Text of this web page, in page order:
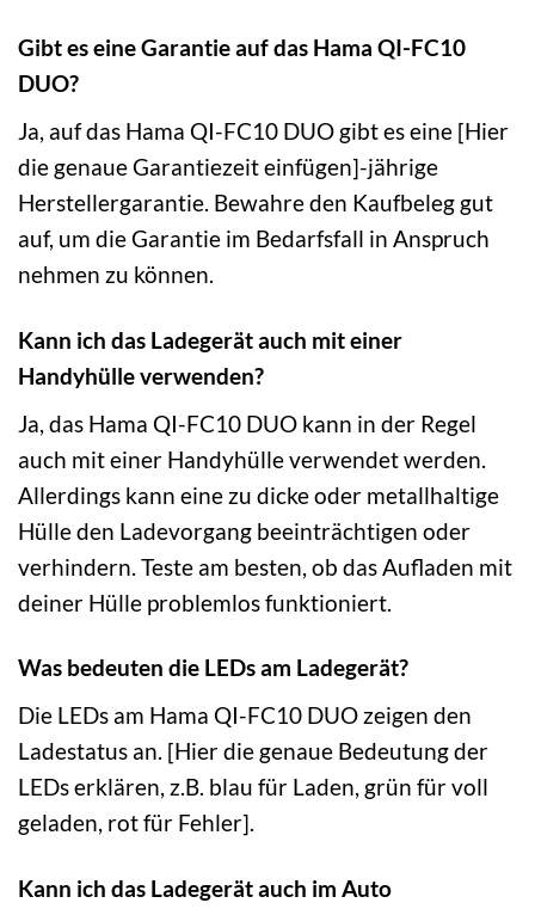
Gibt es eine Garantie auf das Hama QI-FC10
DUO?
Ja, auf das Hama QI-FC10 DUO gibt es eine [Hier
die genaue Garantiezeit einfügen]-jährige
Herstellergarantie. Bewahre den Kaufbeleg gut
auf, um die Garantie im Bedarfsfall in Anspruch
nehmen zu können.
Kann ich das Ladegerät auch mit einer
Handyhülle verwenden?
Ja, das Hama QI-FC10 DUO kann in der Regel
auch mit einer Handyhülle verwendet werden.
Allerdings kann eine zu dicke oder metallhaltige
Hülle den Ladevorgang beeinträchtigen oder
verhindern. Teste am besten, ob das Aufladen mit
deiner Hülle problemlos funktioniert.
Was bedeuten die LEDs am Ladegerät?
Die LEDs am Hama QI-FC10 DUO zeigen den
Ladestatus an. [Hier die genaue Bedeutung der
LEDs erklären, z.B. blau für Laden, grün für voll
geladen, rot für Fehler].
Kann ich das Ladegerät auch im Auto